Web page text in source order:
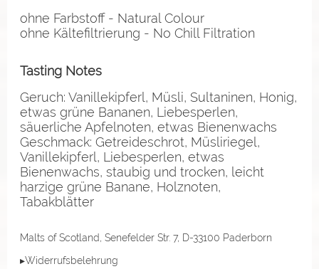
ohne Farbstoff - Natural Colour
ohne Kältefiltrierung - No Chill Filtration
Tasting Notes
Geruch: Vanillekipferl, Müsli, Sultaninen, Honig,
etwas grüne Bananen, Liebesperlen,
säuerliche Apfelnoten, etwas Bienenwachs
Geschmack: Getreideschrot, Müsliriegel,
Vanillekipferl, Liebesperlen, etwas
Bienenwachs, staubig und trocken, leicht
harzige grüne Banane, Holznoten,
Tabakblätter
Malts of Scotland, Senefelder Str. 7, D-33100 Paderborn
▸Widerrufsbelehrung